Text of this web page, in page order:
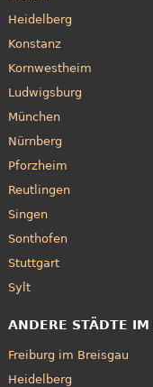
Heidelberg
Konstanz
Kornwestheim
Ludwigsburg
München
Nürnberg
Pforzheim
Reutlingen
Singen
Sonthofen
Stuttgart
Sylt
ANDERE STÄDTE
Freiburg im Breisgau
Heidelberg